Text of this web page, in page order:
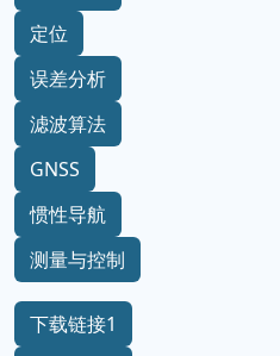
定位
误差分析
滤波算法
GNSS
惯性导航
测量与控制
下载链接1